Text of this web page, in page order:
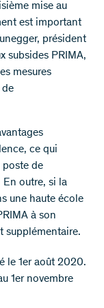
mise au
est important
président
subsides PRIMA,
mesures
de
ce qui
poste de
En outre, si la
une haute école
à son
supplémentaire.
le 1er août 2020.
1er novembre